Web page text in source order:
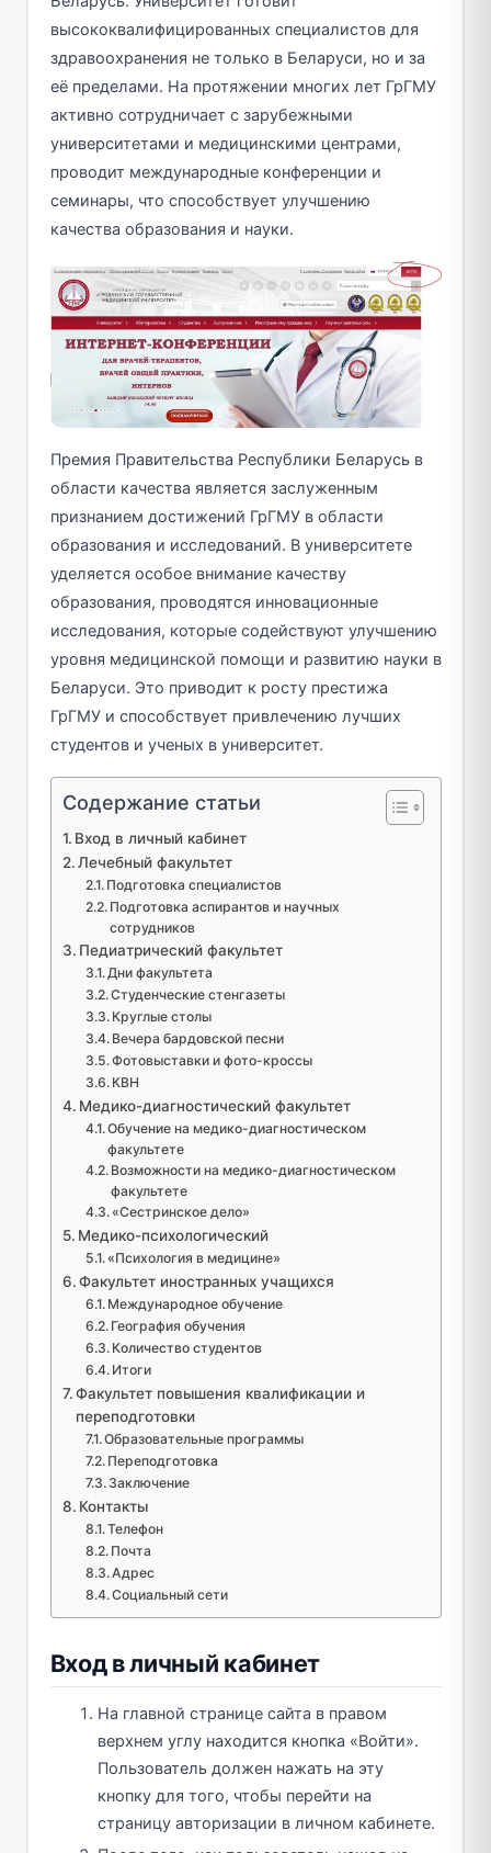
высококвалифицированных специалистов для
здравоохранения не только в Беларуси, но и за
её пределами. На протяжении многих лет ГрГМУ
активно сотрудничает с зарубежными
университетами и медицинскими центрами,
проводит международные конференции и
семинары, что способствует улучшению
качества образования и науки.
Премия Правительства Республики Беларусь в
области качества является заслуженным
признанием достижений ГрГМУ в области
образования и исследований. В университете
уделяется особое внимание качеству
образования, проводятся инновационные
исследования, которые содействуют улучшению
уровня медицинской помощи и развитию науки в
Беларуси. Это приводит к росту престижа
ГрГМУ и способствует привлечению лучших
студентов и ученых в университет.
Содержание статьи
Вход в личный кабинет
Лечебный факультет
Подготовка специалистов
Подготовка аспирантов и научных
сотрудников
Педиатрический факультет
Дни факультета
Студенческие стенгазеты
Круглые столы
Вечера бардовской песни
Фотовыставки и фото-кроссы
КВН
Медико-диагностический факультет
Обучение на медико-диагностическом
факультете
Возможности на медико-диагностическом
факультете
«Сестринское дело»
Медико-психологический
«Психология в медицине»
Факультет иностранных учащихся
Международное обучение
География обучения
Количество студентов
Итоги
Факультет повышения квалификации и
переподготовки
Образовательные программы
Переподготовка
Заключение
Контакты
Телефон
Почта
Адрес
Социальный сети
Вход в личный кабинет
На главной странице сайта в правом
верхнем углу находится кнопка «Войти».
Пользователь должен нажать на эту
кнопку для того, чтобы перейти на
страницу авторизации в личном кабинете.